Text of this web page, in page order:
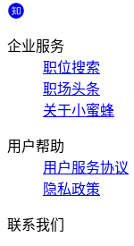
企业服务
职位搜索
职场头条
关于小蜜蜂
用户帮助
用户服务协议
隐私政策
联系我们